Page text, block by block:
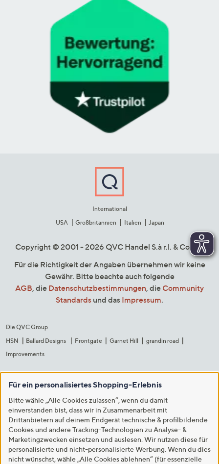
International
USA
Großbritannien Italien Japan
Copyright © 2001 - 2026 QVC Handel S.à r.l. & Co. KG
Für die Richtigkeit der Angaben übernehmen wir keine
Gewähr. Bitte beachte auch folgende
AGB, die Datenschutzbestimmungen, die Community
Standards und das Impressum.
Die QVC Group
HSN
Ballard Designs Frontgate Garnet Hill
grandin road
Improvements
Für ein personalisiertes Shopping-Erlebnis
Bitte wähle „Alle Cookies zulassen“, wenn du damit
einverstanden bist, dass wir in Zusammenarbeit mit
Drittanbietern auf deinem Endgerät technische & profilbildende
Cookies und andere Tracking-Technologien zu Analyse- &
Marketingzwecken einsetzen und auslesen. Wir nutzen diese für
personalisierte und nicht-personalisierte Werbung. Wenn du dies
nicht wünschst, wähle „Alle Cookies ablehnen“ (für essenzielle